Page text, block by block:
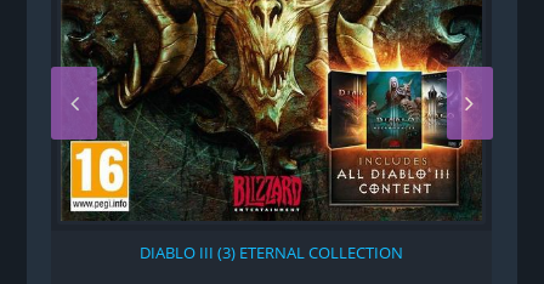
DIABLO III (3) ETERNAL COLLECTION